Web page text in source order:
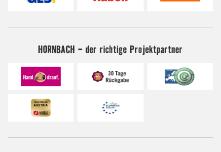
HORNBACH - der richtige Projektpartner